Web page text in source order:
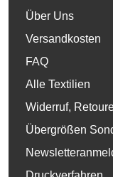
Über Uns
Versandkosten
FAQ
Alle Textilien
Widerruf,
Übergrößen